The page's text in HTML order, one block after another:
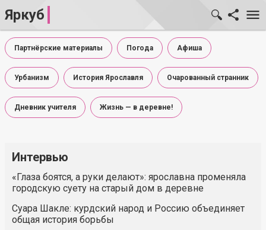
Яркуб
Партнёрские материалы Погода Афиша
Урбанизм История Ярославля Очарованный странник
Дневник учителя Жизнь — в деревне!
Интервью
«Глаза боятся, а руки делают»: ярославна променяла
городскую суету на старый дом в деревне
Суара Шакле: курдский народ и Россию объединяет
общая история борьбы